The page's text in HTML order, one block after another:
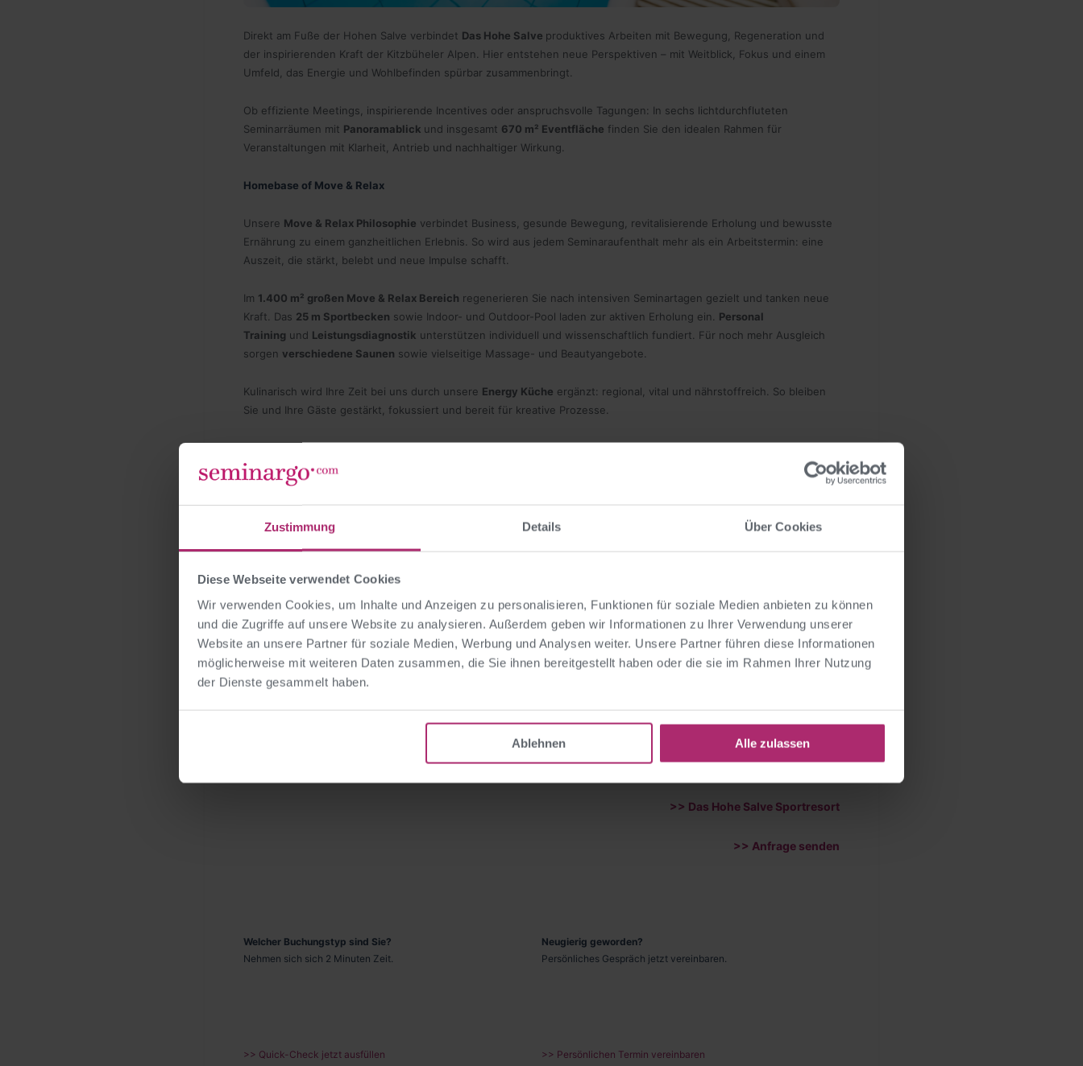
Zustimmung Details Über Cookies
Diese Webseite verwendet Cookies
Wir verwenden Cookies, um Inhalte und Anzeigen zu personalisieren, Funktionen für soziale Medien anbieten zu können
und die Zugriffe auf unsere Website zu analysieren. Außerdem geben wir Informationen zu Ihrer Verwendung unserer
Website an unsere Partner für soziale Medien, Werbung und Analysen weiter. Unsere Partner führen diese Informationen
möglicherweise mit weiteren Daten zusammen, die Sie ihnen bereitgestellt haben oder die sie im Rahmen Ihrer Nutzung
der Dienste gesammelt haben.
Ablehnen Alle zulassen
Direkt am Fuße der Hohen Salve verbindet Das Hohe Salve produktives Arbeiten mit Bewegung, Regeneration und
der inspirierenden Kraft der Kitzbüheler Alpen. Hier entstehen neue Perspektiven – mit Weitblick, Fokus und einem
Umfeld, das Energie und Wohlbefinden spürbar zusammenbringt.
Ob effiziente Meetings, inspirierende Incentives oder anspruchsvolle Tagungen: In sechs lichtdurchfluteten
Seminarräumen mit Panoramablick und insgesamt 670 m² Eventfläche finden Sie den idealen Rahmen für
Veranstaltungen mit Klarheit, Antrieb und nachhaltiger Wirkung.
Homebase of Move & Relax
Unsere Move & Relax Philosophie verbindet Business, gesunde Bewegung, revitalisierende Erholung und bewusste
Ernährung zu einem ganzheitlichen Erlebnis. So wird aus jedem Seminaraufenthalt mehr als ein Arbeitstermin: eine
Auszeit, die stärkt, belebt und neue Impulse schafft.
Im 1.400 m² großen Move & Relax Bereich regenerieren Sie nach intensiven Seminartagen gezielt und tanken neue
Kraft. Das 25 m Sportbecken sowie Indoor- und Outdoor-Pool laden zur aktiven Erholung ein. Personal
Training und Leistungsdiagnostik unterstützen individuell und wissenschaftlich fundiert. Für noch mehr Ausgleich
sorgen verschiedene Saunen sowie vielseitige Massage- und Beautyangebote.
Kulinarisch wird Ihre Zeit bei uns durch unsere Energy Küche ergänzt: regional, vital und nährstoffreich. So bleiben
Sie und Ihre Gäste gestärkt, fokussiert und bereit für kreative Prozesse.
Teambuilding und Incentives, die begeistern
Nur wenige Schritte vom Resort entfernt beginnt das Naturerlebnis. Ob Bike- und Wandertouren in den Kitzbüheler
bewegt, inspiriert und nachhaltig in Erinnerung bleibt.
Move & Relax Zusatzangebote – jetzt Mehrwert sicher
Auch Pausen lassen sich mit den Move & Relax Zusatzangeboten
aktiv gestalten: Ob Atemübungen, kurze
Fitnesseinheiten oder sanfte Massagen – erfahrene Trainer begleiten Ihr Team durch energetisierende Übungen, die
sich unkompliziert auch im Business-Outfit umsetzen lassen. Das Beste: in ausgewählten Zeiträumen erhalten Sie bei
Buchung Ihrer Veranstaltung eines unserer dreiMove Angebotemit jeweils2 x 25 Minuten Aktivierung, Training
kostenlos für Ihre Teilnehmer dazu!
>> Das Hohe Salve Sportresort
>> Anfrage senden
Welcher Buchungstyp sind Sie?
Nehmen sich sich 2 Minuten Zeit.
>> Quick-Check jetzt ausfüllen
Neugierig geworden?
Persönliches Gespräch jetzt vereinbaren.
>> Persönlichen Termin vereinbaren